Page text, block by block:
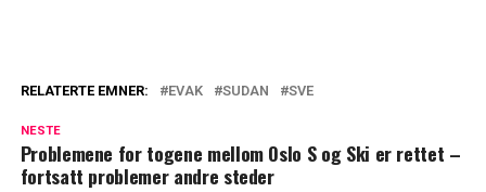
RELATERTE EMNER: EVAK SUDAN SVE
NESTE
Problemene for togene mellom Oslo S og Ski er rettet –
fortsatt problemer andre steder